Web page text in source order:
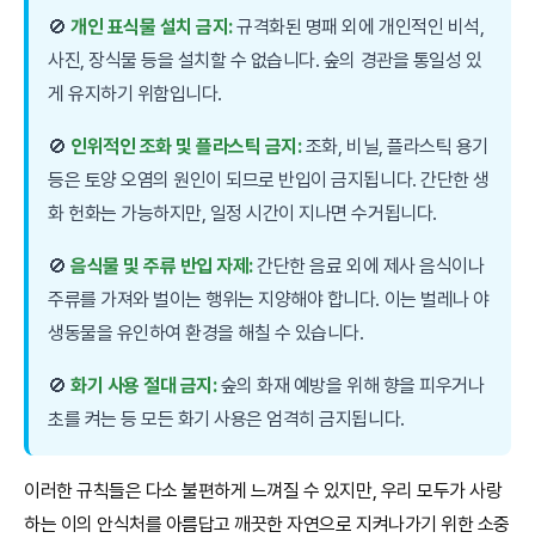
🚫개인 표식물 설치 금지:규격화된 명패 외에 개인적인 비석,
사진, 장식물 등을 설치할 수 없습니다. 숲의 경관을 통일성 있
게 유지하기 위함입니다.
🚫 인위적인 조화 및 플라스틱 금지:조화, 비닐, 플라스틱 용기
등은 토양 오염의 원인이 되므로 반입이 금지됩니다. 간단한 생
화 헌화는 가능하지만, 일정 시간이 지나면 수거됩니다.
🚫음식물 및 주류 반입 자제:간단한 음료 외에 제사 음식이나
주류를 가져와 벌이는 행위는 지양해야 합니다. 이는 벌레나 야
생동물을 유인하여 환경을 해칠 수 있습니다.
🚫화기 사용 절대 금지:숲의 화재 예방을 위해 향을 피우거나
초를 켜는 등 모든 화기 사용은 엄격히 금지됩니다.
이러한 규칙들은 다소 불편하게 느껴질 수 있지만, 우리 모두가 사랑
하는 이의 안식처를 아름답고 깨끗한 자연으로 지켜나가기 위한 소중